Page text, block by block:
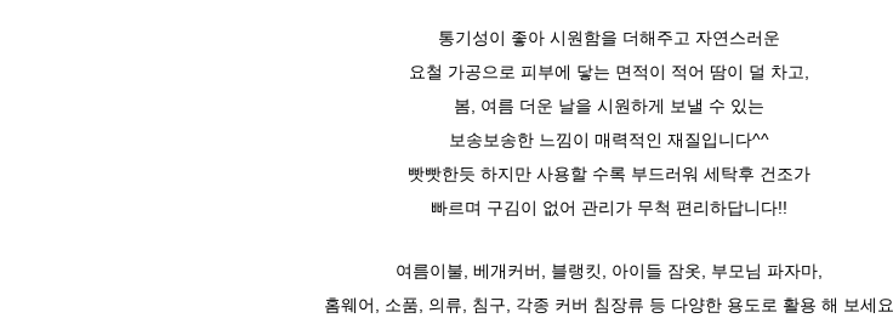
통기성이 좋아 시원함을 더해주고 자연스러운
요철 가공으로 피부에 닿는 면적이 적어 땀이 덜 차고,
봄, 여름 더운 날을 시원하게 보낼 수 있는
보송보송한 느낌이 매력적인 재질입니다^^
빳빳한듯 하지만 사용할 수록 부드러워 세탁후 건조가
빠르며 구김이 없어 관리가 무척 편리하답니다!!
여름이불, 베개커버, 블랭킷, 아이들 잠옷, 부모님 파자마,
홈웨어, 소품, 의류, 침구, 각종 커버 침장류 등 다양한 용도로 활용 해 보세요